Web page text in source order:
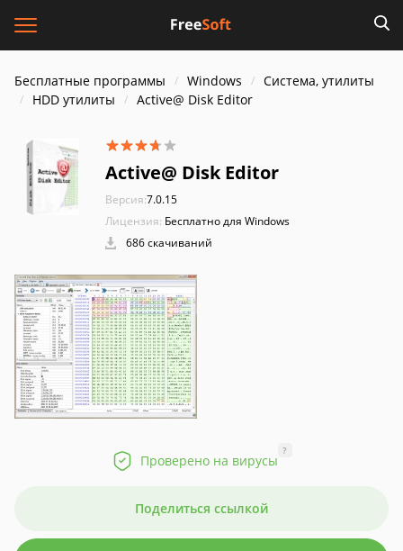
Бесплатные программы Windows
Система, утилиты
HDD утилиты
Active@ Disk Editor
Active@ Disk Editor
Версия:7.0.15
Лицензия: Бесплатно для Windows
686 скачиваний
Проверено на вирусы
?
Поделиться ссылкой